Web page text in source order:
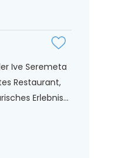
Ive Seremeta
Restaurant,
Erlebnis...